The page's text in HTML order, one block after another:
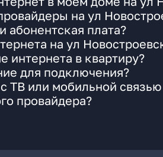
на ул
абонентская плата?
на ул
интернета в квартиру?
для подключения?
или мобильной
провайдера?